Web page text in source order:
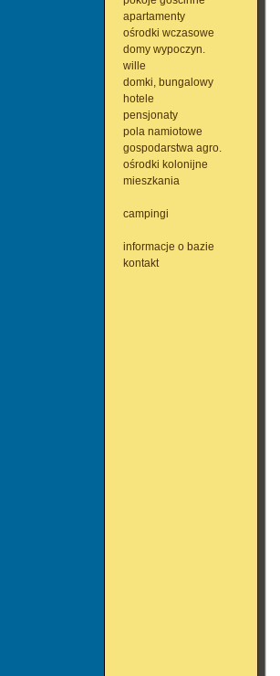
apartamenty
ośrodki wczasowe
domy wypoczyn.
wille
domki, bungalowy
hotele
pensjonaty
pola namiotowe
gospodarstwa agro.
ośrodki kolonijne
mieszkania
campingi
informacje o bazie
kontakt